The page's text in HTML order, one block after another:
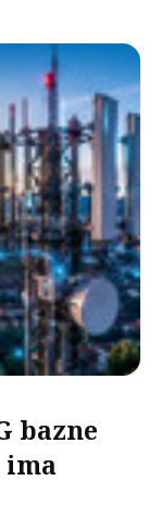
bazne
ima